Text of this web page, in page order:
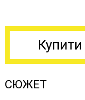
СЮЖЕТ